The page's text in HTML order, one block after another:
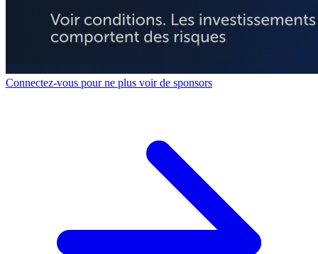
Connectez-vous pour ne plus voir de sponsors